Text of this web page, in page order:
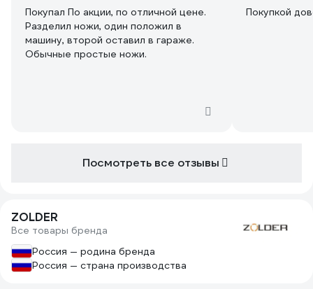
Покупал По акции, по отличной цене.
Разделил ножи, один положил в
машину, второй оставил в гараже.
Обычные простые ножи.
Покупкой
Посмотреть все отзывы
ZOLDER
Все товары бренда
Россия — родина бренда
Россия — страна производства